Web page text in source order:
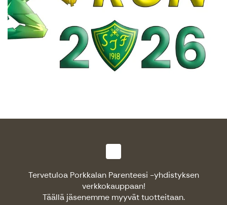
Tervetuloa Porkkalan Parenteesi -yhdistyksen
verkkokauppaan!
Täällä jäsenemme myyvät tuotteitaan.